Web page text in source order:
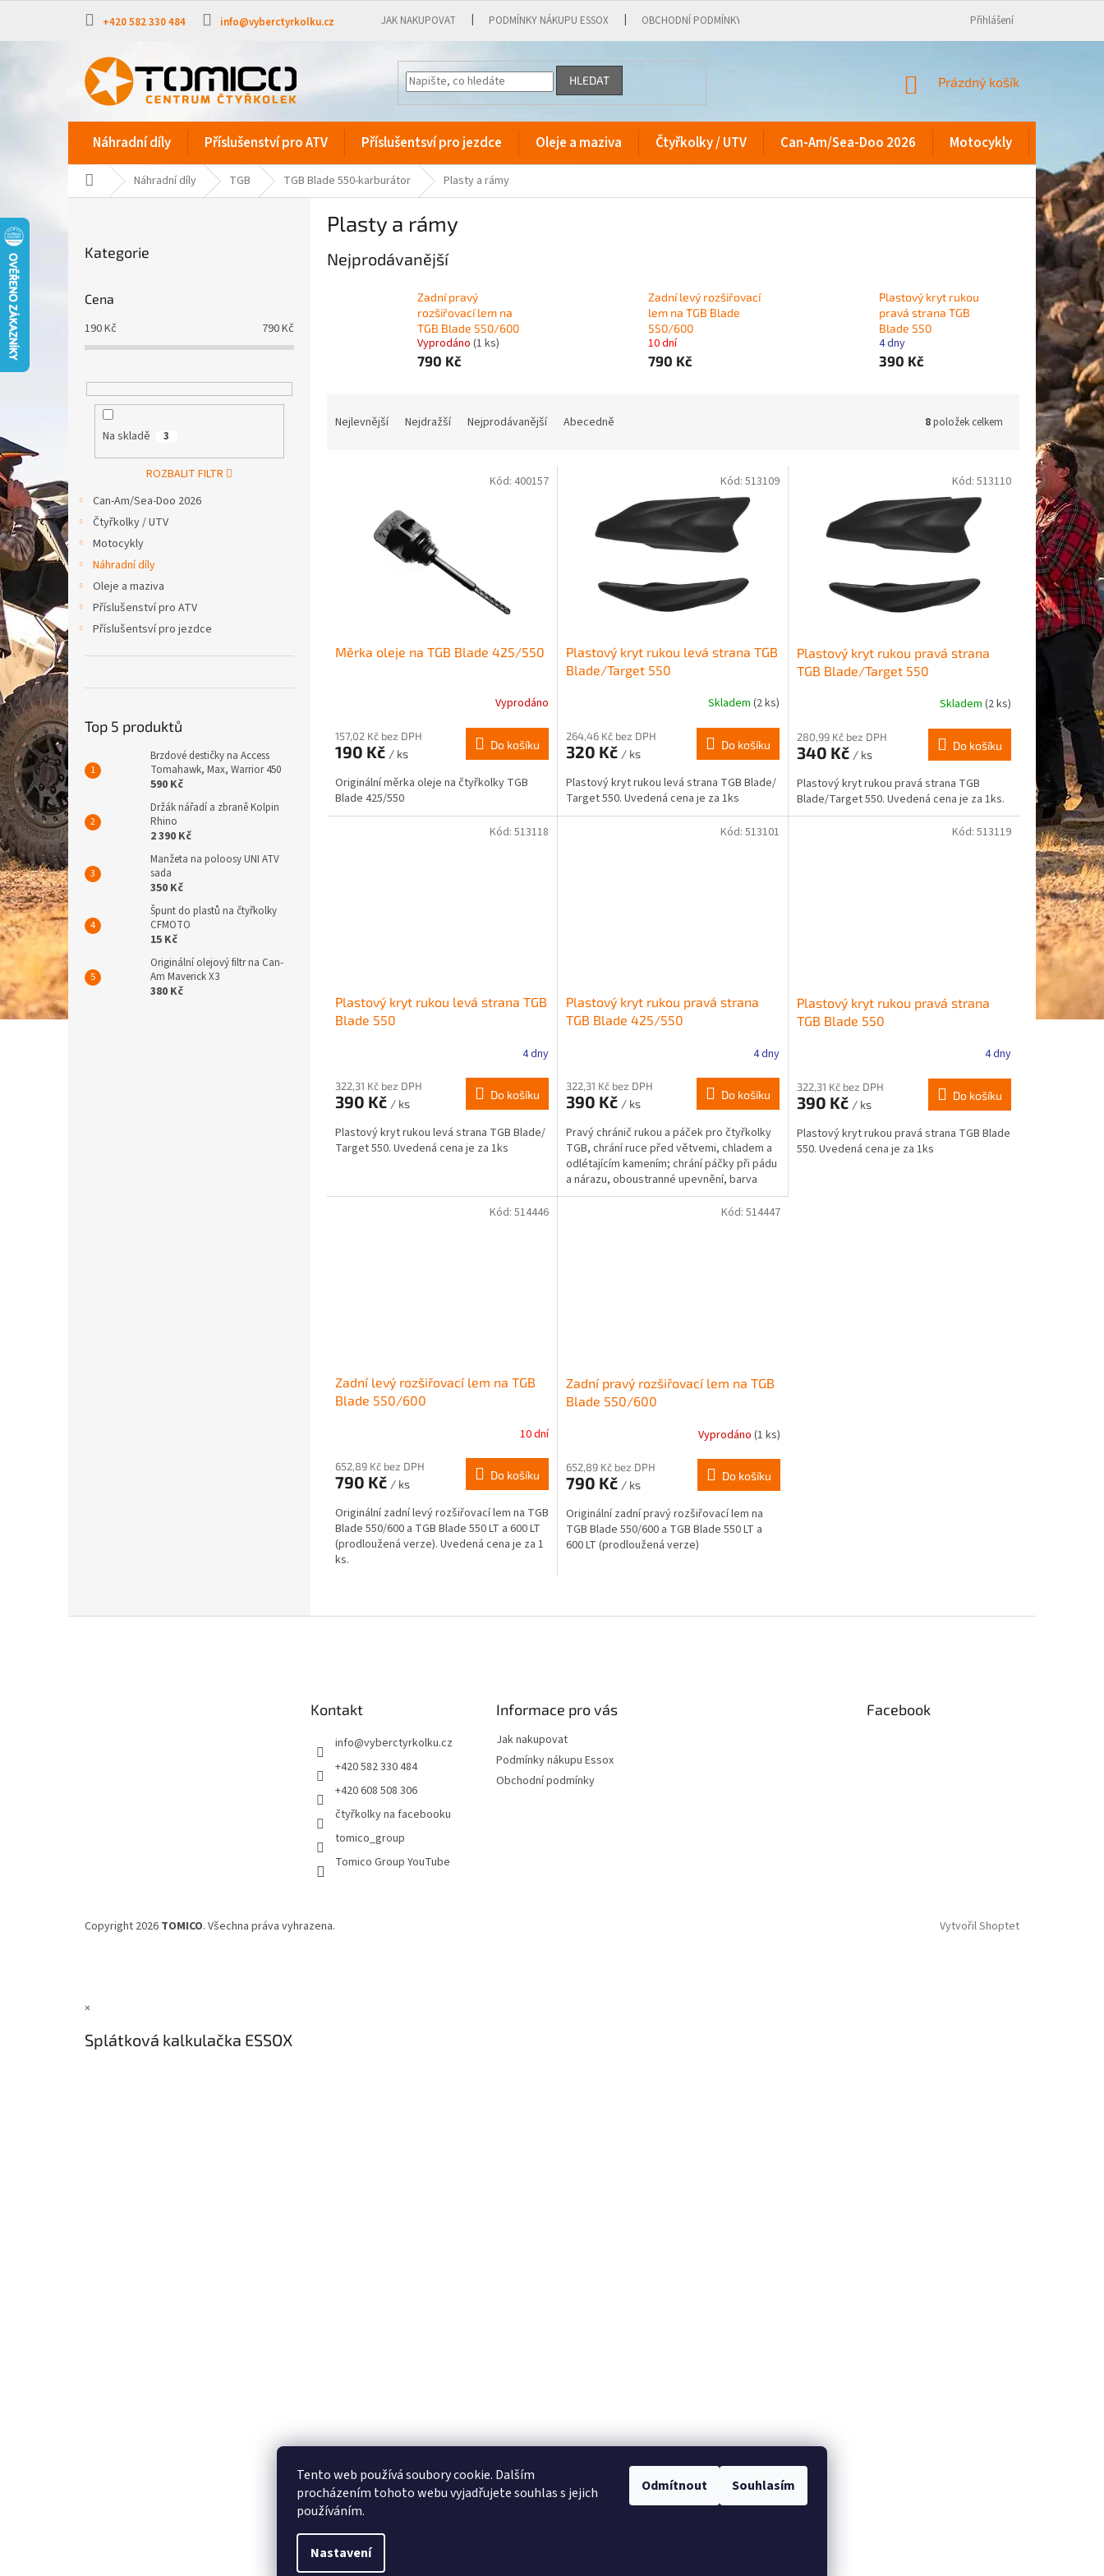
Tento web používá soubory cookie. Dalším
procházením tohoto webu vyjadřujete souhlas s jejich
používáním.
Nastavení
Odmítnout Souhlasím
obsah
+420 582 330 484 info@vyberctyrkolku.cz JAK NAKUPOVAT PODMÍNKY NÁKUPU ESSOX OBCHODNÍ PODMÍNKY Přihlášení
HLEDAT
NÁKUPNÍ
Prázdný košík
Náhradní díly Příslušenství pro ATV Příslušentsví pro jezdce Oleje a maziva Čtyřkolky / UTV Can-Am/Sea-Doo 2026 Motocykly
Domů Náhradní díly TGB TGB Blade 550-karburátor Plasty a rámy
kategorie
Kategorie
Cena
190Kč 790Kč
Na skladě 3
ROZBALIT FILTR
Can-Am/Sea-Doo 2026
Čtyřkolky / UTV
Motocykly
Náhradní díly
Oleje a maziva
Příslušenství pro ATV
Příslušentsví pro jezdce
Top 5 produktů
Brzdové destičky na Access
Tomahawk, Max, Warrior 450
590 Kč
Držák nářadí a zbraně Kolpin
Rhino
2 390 Kč
Manžeta na poloosy UNI ATV
sada
350 Kč
Špunt do plastů na čtyřkolky
CFMOTO
15 Kč
Originální olejový filtr na Can-
Am Maverick X3
380 Kč
Plasty a rámy
Nejprodávanější
Zadní pravý
rozšiřovací lem na
TGB Blade 550/600
Vyprodáno (1 ks)
790 Kč
Zadní levý rozšiřovací
lem na TGB Blade
550/600
10 dní
790 Kč
Plastový kryt rukou
pravá strana TGB
Blade 550
4 dny
390 Kč
Nejlevnější Nejdražší Nejprodávanější Abecedně 8položek celkem
Měrka oleje na TGB Blade 425/550
Vyprodáno
157,02 Kč bez DPH
190 Kč / ks
Do košíku
Originální měrka oleje na čtyřkolky TGB
Blade 425/550
Kód: 400157
Plastový kryt rukou levá strana TGB
Blade/Target 550
Skladem (2 ks)
264,46 Kč bez DPH
320 Kč / ks
Do košíku
Plastový kryt rukou levá strana TGB Blade/
Target 550. Uvedená cena je za 1ks
Kód: 513109
Plastový kryt rukou pravá strana
TGB Blade/Target 550
Skladem (2 ks)
280,99 Kč bez DPH
340 Kč / ks
Do košíku
Plastový kryt rukou pravá strana TGB
Blade/Target 550. Uvedená cena je za 1ks.
Kód: 513110
Plastový kryt rukou levá strana TGB
Blade 550
4 dny
322,31 Kč bez DPH
390 Kč / ks
Do košíku
Plastový kryt rukou levá strana TGB Blade/
Target 550. Uvedená cena je za 1ks
Kód: 513118
Plastový kryt rukou pravá strana
TGB Blade 425/550
4 dny
322,31 Kč bez DPH
390 Kč / ks
Do košíku
Pravý chránič rukou a páček pro čtyřkolky
TGB, chrání ruce před větvemi, chladem a
odlétajícím kamením; chrání páčky při pádu
a nárazu, oboustranné upevnění, barva
černá, cena...
Kód: 513101
Plastový kryt rukou pravá strana
TGB Blade 550
4 dny
322,31 Kč bez DPH
390 Kč / ks
Do košíku
Plastový kryt rukou pravá strana TGB Blade
550. Uvedená cena je za 1ks
Kód: 513119
Zadní levý rozšiřovací lem na TGB
Blade 550/600
10 dní
652,89 Kč bez DPH
790 Kč / ks
Do košíku
Originální zadní levý rozšiřovací lem na TGB
Blade 550/600 a TGB Blade 550 LT a 600 LT
(prodloužená verze). Uvedená cena je za 1
ks.
Kód: 514446
Zadní pravý rozšiřovací lem na TGB
Blade 550/600
Vyprodáno (1 ks)
652,89 Kč bez DPH
790 Kč / ks
Do košíku
Originální zadní pravý rozšiřovací lem na
TGB Blade 550/600 a TGB Blade 550 LT a
600 LT (prodloužená verze)
Kód: 514447
v
Kontakt
info@vyberctyrkolku.cz
+420 582 330 484
+420 608 508 306
čtyřkolky na facebooku
tomico_group
Tomico Group YouTube
Informace pro vás
Jak nakupovat
Podmínky nákupu Essox
Obchodní podmínky
Facebook
Vytvořil Shoptet
Copyright 2026 TOMICO. Všechna práva vyhrazena.
×
Splátková kalkulačka ESSOX